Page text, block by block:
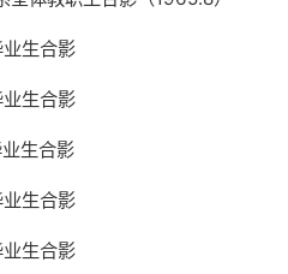
生合影
生合影
生合影
生合影
生合影